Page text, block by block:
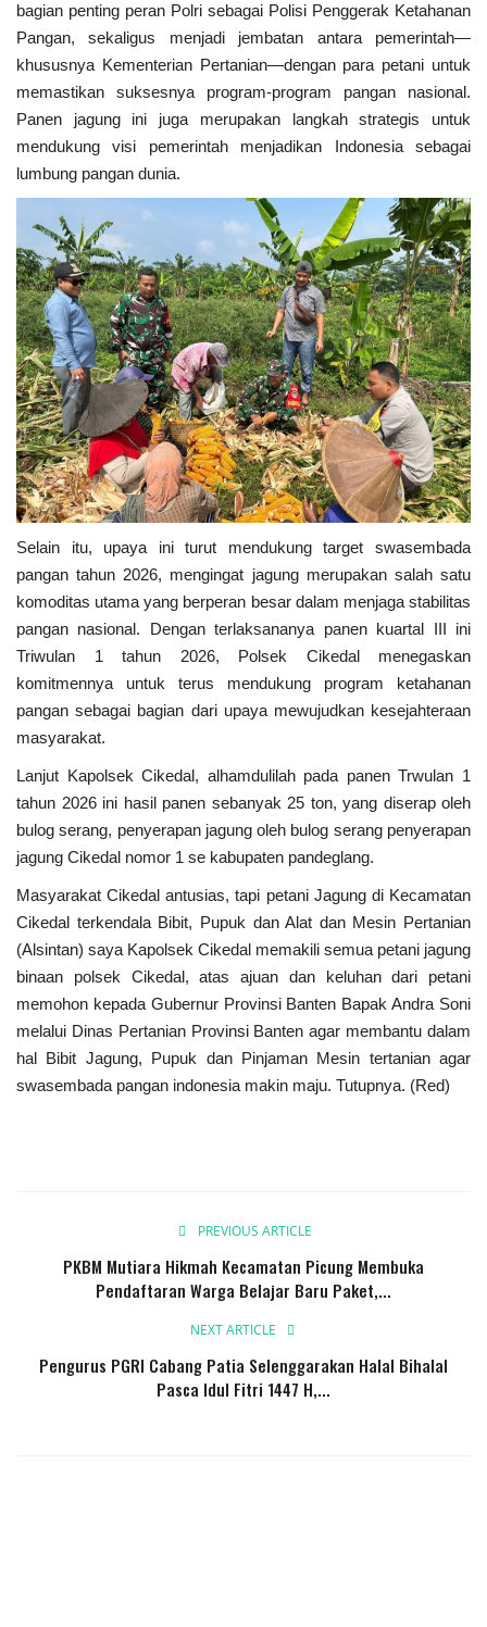
Mabes TNI AD
TNI
Pendidikan
Presiden dan Wakil Presiden RI
Peristiwa
bagian penting peran Polri sebagai Polisi Penggerak Ketahanan
Pangan, sekaligus menjadi jembatan antara pemerintah—
khususnya Kementerian Pertanian—dengan para petani untuk
memastikan suksesnya program-program pangan nasional.
Panen jagung ini juga merupakan langkah strategis untuk
mendukung visi pemerintah menjadikan Indonesia sebagai
lumbung pangan dunia.
Selain itu, upaya ini turut mendukung target swasembada
pangan tahun 2026, mengingat jagung merupakan salah satu
komoditas utama yang berperan besar dalam menjaga stabilitas
pangan nasional. Dengan terlaksananya panen kuartal III ini
Triwulan 1 tahun 2026, Polsek Cikedal menegaskan
komitmennya untuk terus mendukung program ketahanan
pangan sebagai bagian dari upaya mewujudkan kesejahteraan
masyarakat.
Lanjut Kapolsek Cikedal, alhamdulilah pada panen Trwulan 1
tahun 2026 ini hasil panen sebanyak 25 ton, yang diserap oleh
bulog serang, penyerapan jagung oleh bulog serang penyerapan
jagung Cikedal nomor 1 se kabupaten pandeglang.
Masyarakat Cikedal antusias, tapi petani Jagung di Kecamatan
Cikedal terkendala Bibit, Pupuk dan Alat dan Mesin Pertanian
(Alsintan) saya Kapolsek Cikedal memakili semua petani jagung
binaan polsek Cikedal, atas ajuan dan keluhan dari petani
memohon kepada Gubernur Provinsi Banten Bapak Andra Soni
melalui Dinas Pertanian Provinsi Banten agar membantu dalam
hal Bibit Jagung, Pupuk dan Pinjaman Mesin tertanian agar
swasembada pangan indonesia makin maju. Tutupnya. (Red)
PREVIOUS ARTICLE
PKBM Mutiara Hikmah Kecamatan Picung Membuka
Pendaftaran Warga Belajar Baru Paket,...
NEXT ARTICLE
Pengurus PGRI Cabang Patia Selenggarakan Halal Bihalal
Pasca Idul Fitri 1447 H,...